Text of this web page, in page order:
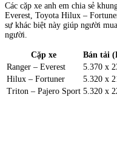
Các cặp xe anh em chia sẻ
Everest, Toyota Hilux –
sự khác biệt này giúp người
người.
Cặp xe Bán tải
Ranger – Everest
5.370 x
Hilux – Fortuner
5.320 x
Triton – Pajero Sport 5.320 x